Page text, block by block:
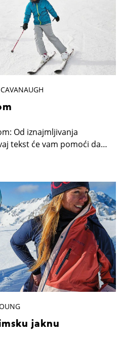
Od iznajmljivanja
tekst će vam pomoći da
na planini.
jaknu